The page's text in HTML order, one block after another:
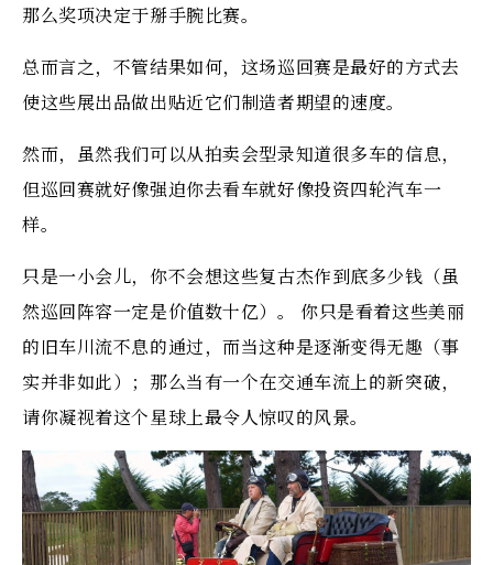
那么奖项决定于掰手腕比赛。
总而言之，不管结果如何，这场巡回赛是最好的方式去
使这些展出品做出贴近它们制造者期望的速度。
然而，虽然我们可以从拍卖会型录知道很多车的信息，
但巡回赛就好像强迫你去看车就好像投资四轮汽车一
样。
只是一小会儿，你不会想这些复古杰作到底多少钱（虽
然巡回阵容一定是价值数十亿）。 你只是看着这些美丽
的旧车川流不息的通过，而当这种是逐渐变得无趣（事
实并非如此）；那么当有一个在交通车流上的新突破，
请你凝视着这个星球上最令人惊叹的风景。